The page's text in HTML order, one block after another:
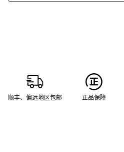
顺丰、偏远地区包邮 正品保障